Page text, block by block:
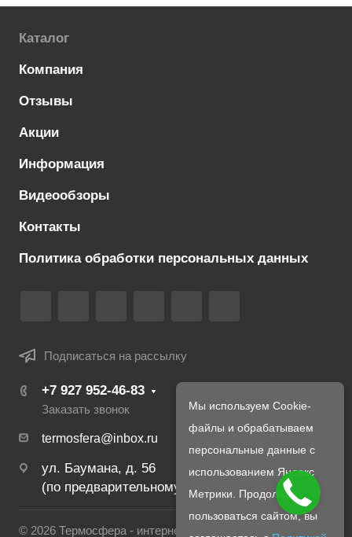
Каталог
Компания
Отзывы
Акции
Информация
Видеообзоры
Контакты
Политика обработки персональных данных
Подписаться на рассылку
+7 927 952-46-83
Заказать звонок
termosfera@inbox.ru
ул. Баумана, д. 56
(по предварительному созвону с менеджером)
© 2026 Термосфера - интернет магазин печей и
Мы используем Cookie-
файлы и обрабатываем
персональные данные с
использованием Яндекс
Метрики. Продолжая
пользоваться сайтом, вы